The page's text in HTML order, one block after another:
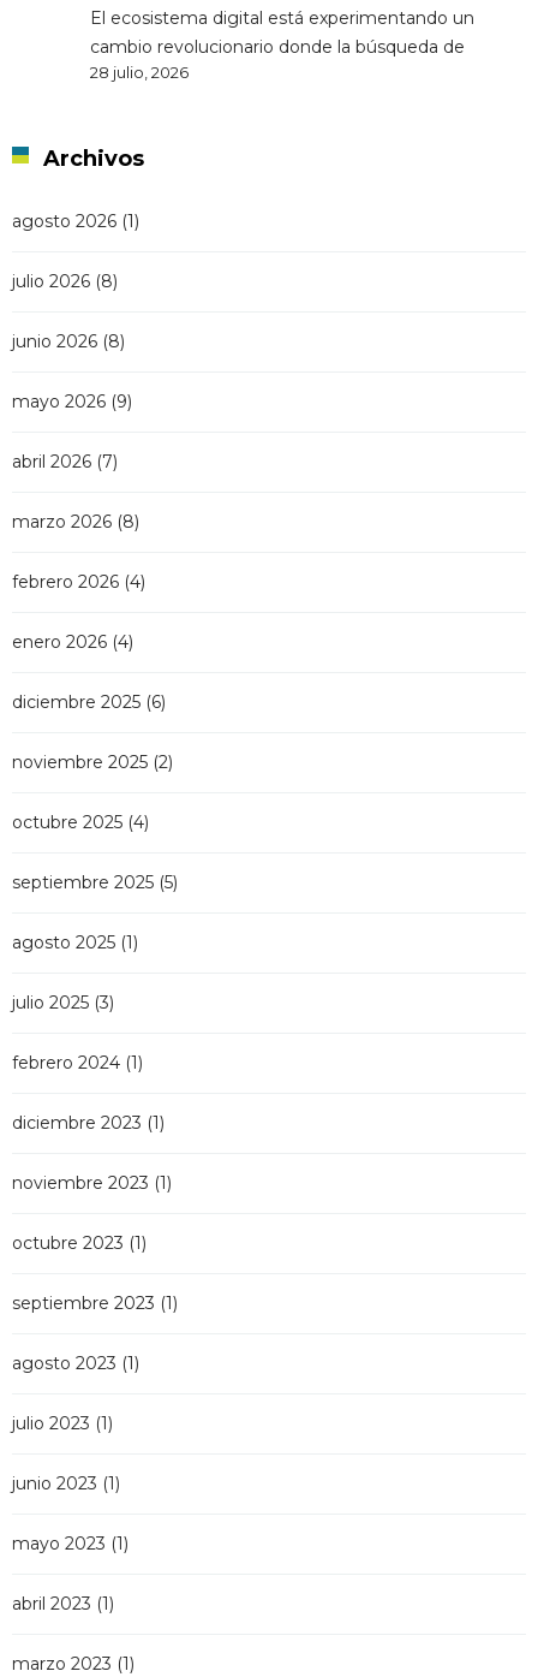
El ecosistema digital está experimentando un
cambio revolucionario donde la búsqueda de
28 julio, 2026
Archivos
agosto 2026 (1)
julio 2026 (8)
junio 2026 (8)
mayo 2026 (9)
abril 2026 (7)
marzo 2026 (8)
febrero 2026 (4)
enero 2026 (4)
diciembre 2025 (6)
noviembre 2025 (2)
octubre 2025 (4)
septiembre 2025 (5)
agosto 2025 (1)
julio 2025 (3)
febrero 2024 (1)
diciembre 2023 (1)
noviembre 2023 (1)
octubre 2023 (1)
septiembre 2023 (1)
agosto 2023 (1)
julio 2023 (1)
junio 2023 (1)
mayo 2023 (1)
abril 2023 (1)
marzo 2023 (1)